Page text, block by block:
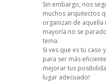
Sin embargo, nos
muchos arquitectos
organizan de aquella
mayoría no se
tema.
Si ves que es tu caso
para ser más
mejorar tus
lugar adecuado!